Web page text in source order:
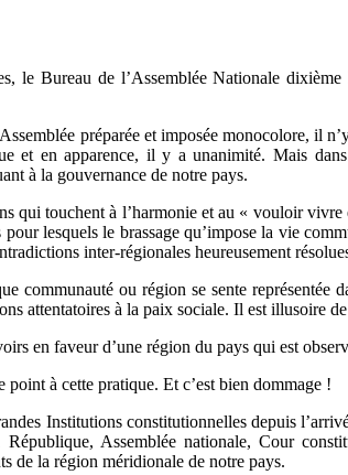
le Bureau de l’Assemblée Nationale
préparée et imposée monocolore, il
en apparence, il y a unanimité. Mais
à la gouvernance de notre pays.
qui touchent à l’harmonie et au « vouloir
lesquels le brassage qu’impose la vie
inter-régionales heureusement
ou région se sente représentée
attentatoires à la paix sociale. Il est illusoire
en faveur d’une région du pays qui est
à cette pratique. Et c’est bien dommage !
Institutions constitutionnelles depuis
Assemblée nationale, Cour
de la région méridionale de notre pays.